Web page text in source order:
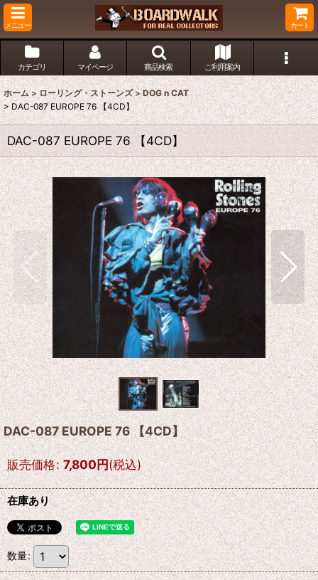
メニュー カート
カテゴリ マイページ 商品検索 ご利用案内
ホーム > ローリング・ストーンズ > DOG n CAT
> DAC-087 EUROPE 76 【4CD】
DAC-087 EUROPE 76 【4CD】
DAC-087 EUROPE 76 【4CD】
販売価格: 7,800円(税込)
在庫あり
数量: